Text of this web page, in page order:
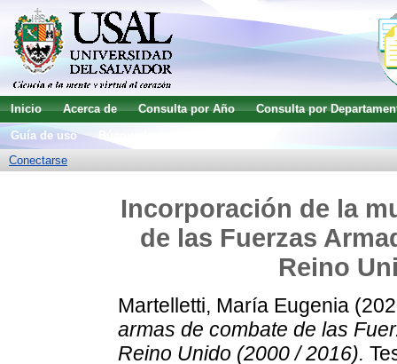
Inicio Acerca de Consulta por Año
Consulta por
Guía de uso
Conectarse
Incorporación de la
de las Fuerzas
Reino
Martelletti, María Eugenia
armas de combate de las
Reino Unido (2000 / 2016).